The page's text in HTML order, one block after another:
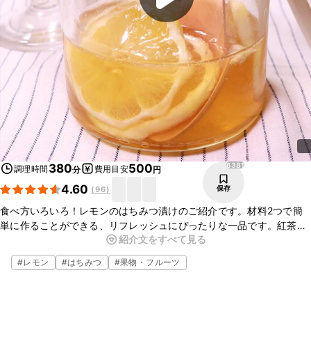
調理時間 380分 費用目安500円
4.60 (96)
6381
保存
食べ方いろいろ！レモンのはちみつ漬けのご紹介です。材料2つで簡
単に作ることができる、リフレッシュにぴったりな一品です。紅茶に
加えたり、サイダーで割ったり、アイスにかけるのもいいですね。ぜ
ひお試しくださいね。
紹介文をすべて見る
#レモン #はちみつ #果物・フルーツ